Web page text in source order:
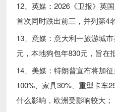
12、英媒：2026《卫报》英
首次同时跌出前三，并列第4
13、意媒：意大利一旅游城
元，本地狗包年830元，旨在
14、美媒：特朗普宣布将加
100%、家具30%、重型卡车
什么影响，欧洲受影响较大；